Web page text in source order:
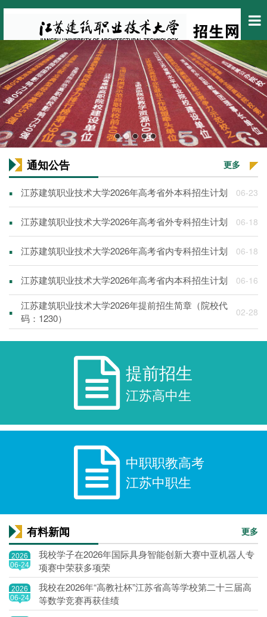
通知公告 更多
▪ 江苏建筑职业技术大学2026年高考省外本科招生计划 06-23
▪ 江苏建筑职业技术大学2026年高考省外专科招生计划 06-18
▪ 江苏建筑职业技术大学2026年高考省内专科招生计划 06-18
▪ 江苏建筑职业技术大学2026年高考省内本科招生计划 06-16
▪
江苏建筑职业技术大学2026年提前招生简章（院校代
码：1230）
02-28
提前招生
江苏高中生
中职职教高考
江苏中职生
有料新闻 更多
2026
06-24
我校学子在2026年国际具身智能创新大赛中亚机器人专
项赛中荣获多项荣
2026
06-24
我校在2026年“高教社杯”江苏省高等学校第二十三届高
等数学竞赛再获佳绩